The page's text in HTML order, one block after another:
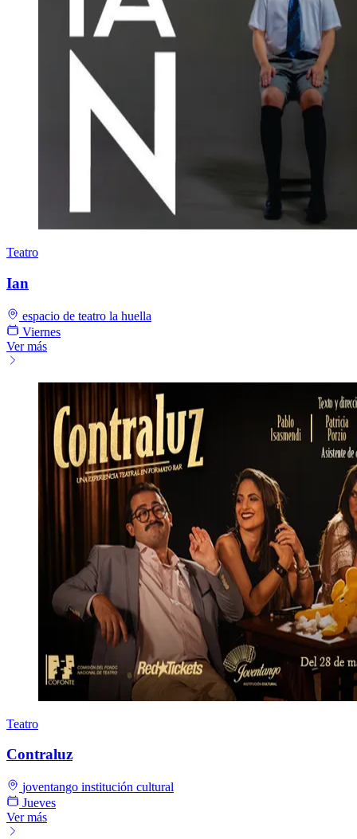
Teatro
Ian
espacio de teatro la huella
Viernes
Ver más
Teatro
Contraluz
joventango institución cultural
Jueves
Ver más